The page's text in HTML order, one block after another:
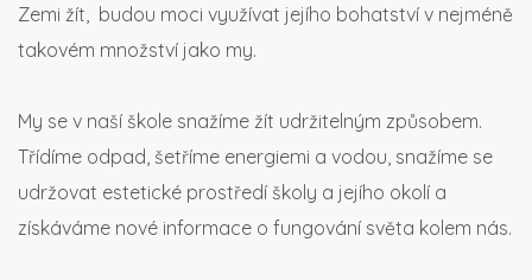
Zemi žít, budou moci využívat jejího bohatství v nejméně
takovém množství jako my.
My se v naší škole snažíme žít udržitelným způsobem.
Třídíme odpad, šetříme energiemi a vodou, snažíme se
udržovat estetické prostředí školy a jejího okolí a
získáváme nové informace o fungování světa kolem nás.